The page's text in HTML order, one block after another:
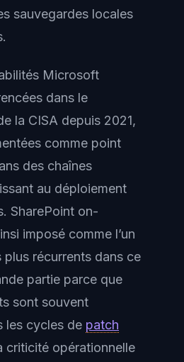
sauvegardes locales
Microsoft
dans le
la CISA depuis 2021,
comme point
des chaînes
au déploiement
SharePoint on-
imposé comme l’un
plus récurrents dans ce
partie parce que
sont souvent
les cycles de patch
criticité opérationnelle